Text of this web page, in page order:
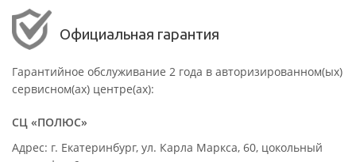
Официальная гарантия
Гарантийное обслуживание 2 года в авторизированном(ых)
сервисном(ах) центре(ах):
СЦ «ПОЛЮС»
Адрес: г. Екатеринбург, ул. Карла Маркса, 60, цокольный